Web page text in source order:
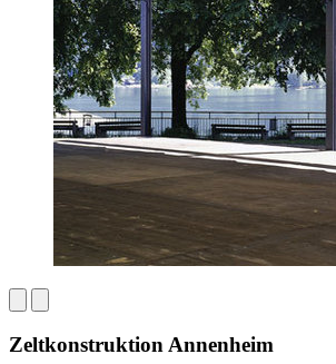
Zeltkonstruktion Annenheim